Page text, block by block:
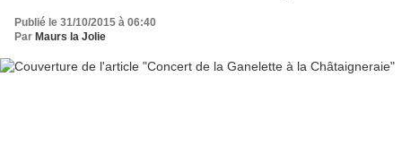
Publié le 31/10/2015 à 06:40
Par Maurs la Jolie